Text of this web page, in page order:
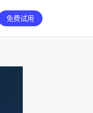
免费试用